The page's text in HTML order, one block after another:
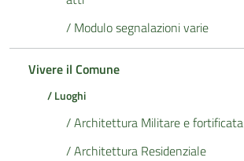
/ Modulo segnalazioni varie
Vivere il Comune
/ Luoghi
/ Architettura Militare e fortificata
/ Architettura Residenziale